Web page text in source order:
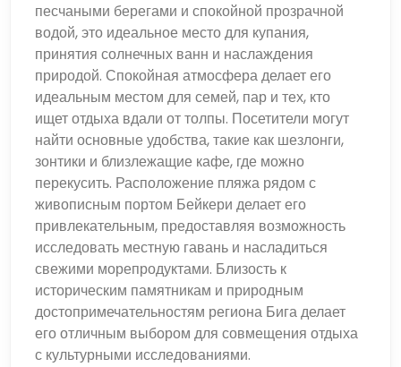
песчаными берегами и спокойной прозрачной
водой, это идеальное место для купания,
принятия солнечных ванн и наслаждения
природой. Спокойная атмосфера делает его
идеальным местом для семей, пар и тех, кто
ищет отдыха вдали от толпы. Посетители могут
найти основные удобства, такие как шезлонги,
зонтики и близлежащие кафе, где можно
перекусить. Расположение пляжа рядом с
живописным портом Бейкери делает его
привлекательным, предоставляя возможность
исследовать местную гавань и насладиться
свежими морепродуктами. Близость к
историческим памятникам и природным
достопримечательностям региона Бига делает
его отличным выбором для совмещения отдыха
с культурными исследованиями.